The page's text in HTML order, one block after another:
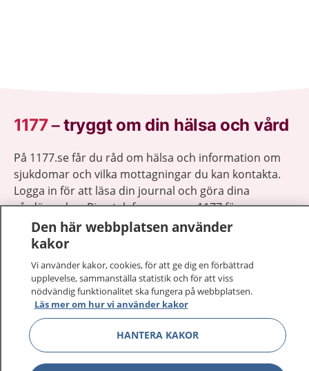
1177–tryggt om din hälsa och vård
På 1177.se får du råd om hälsa och information om
sjukdomar och vilka mottagningar du kan kontakta.
Logga in för att läsa din journal och göra dina
vårdärenden. Ring telefonnummer 1177 för
sjukvårdsrådgivning dygnet runt.
1177 ger dig råd när du vill må bättre.
1177 på flera språk Visa
Visa
Den här webbplatsen använder
kakor
Vi använder kakor, cookies, för att ge dig en förbättrad
upplevelse, sammanställa statistik och för att viss
nödvändig funktionalitet ska fungera på webbplatsen.
Läs mer om hur vi använder kakor
HANTERA KAKOR